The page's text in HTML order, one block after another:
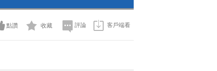
2015-09-30 12:18:01
點讚 收藏 評論 客戶端看